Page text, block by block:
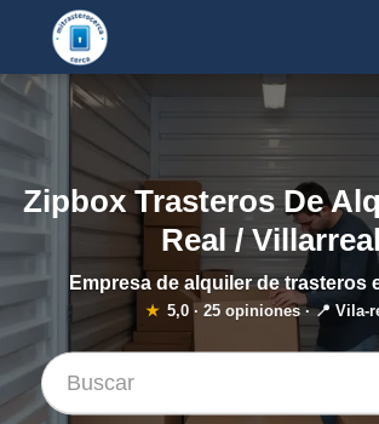
Zipbox Trasteros De
Real / Villarreal
Empresa de alquiler de trasteros
★ 5,0 · 25 opiniones · 📍 Vila-